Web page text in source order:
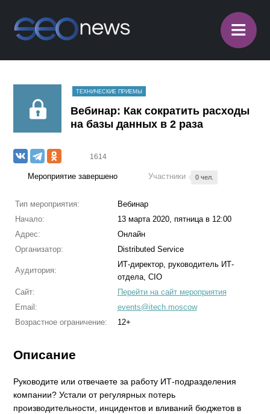
≡
ТЕХНИЧЕСКИЕ ПРИЕМЫ
Вебинар: Как сократить расходы
на базы данных в 2 раза
1614
Мероприятие завершено Участники 0 чел.
Тип мероприятия:
Вебинар
Начало:
13 марта 2020, пятница в 12:00
Адрес:
Онлайн
Организатор:
Distributed Service
Аудитория:
ИТ-директор, руководитель ИТ-
отдела, CIO
Сайт:
Перейти на сайт мероприятия
Email:
events@itech.moscow
Возрастное ограничение:
12+
Описание
Руководите или отвечаете за работу ИТ-подразделения
компании? Устали от регулярных потерь
производительности, инцидентов и вливаний бюджетов в